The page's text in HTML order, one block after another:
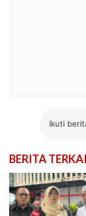
Ikuti
BERITA